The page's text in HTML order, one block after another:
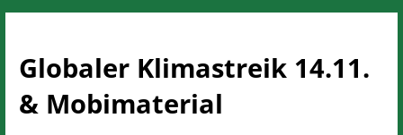
Globaler Klimastreik 14.11.
& Mobimaterial